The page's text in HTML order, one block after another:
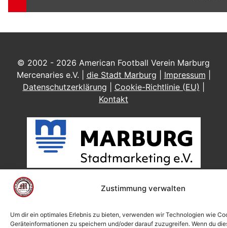
Zustimmung verwalten
Um dir ein optimales Erlebnis zu bieten, verwenden wir Technologien wie
Geräteinformationen zu speichern und/oder darauf zuzugreifen. Wenn du
© 2002 - 2026 American Football Verein Marburg
Mercenaries e.V. | die Stadt Marburg Impressum
Datenschutzerklärung
Cookie-Richtlinie (EU)
Kontakt